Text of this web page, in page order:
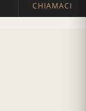
CHIAMACI